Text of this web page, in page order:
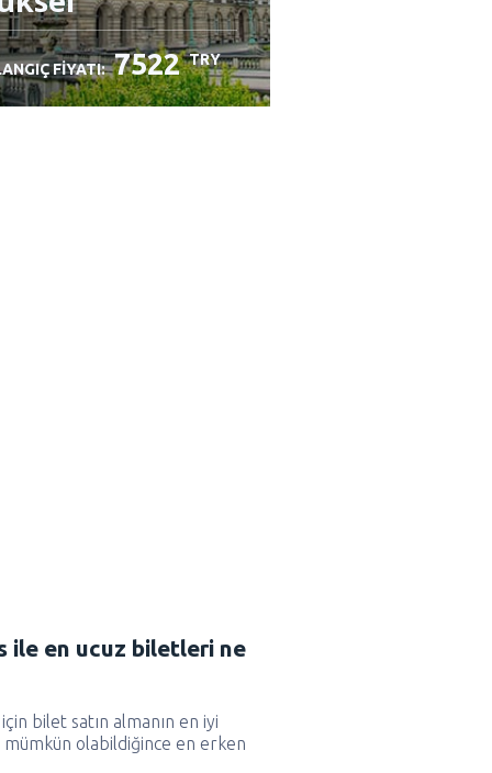
FIYATI: 7522 TRY
ile en ucuz biletleri ne
bilet satın almanın en iyi
mümkün olabildiğince en erken